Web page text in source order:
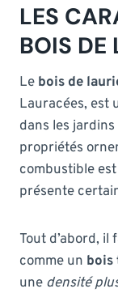
LES
BOIS DE
Le bois de
Lauracées, est
dans les
propriétés
combustible
présente
Tout d’abord,
comme un bois
une densité